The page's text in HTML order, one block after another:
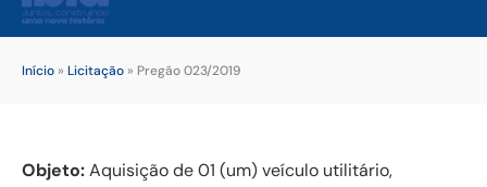
Início » Licitação » Pregão 023/2019
Objeto:Aquisição de 01 (um) veículo utilitário,